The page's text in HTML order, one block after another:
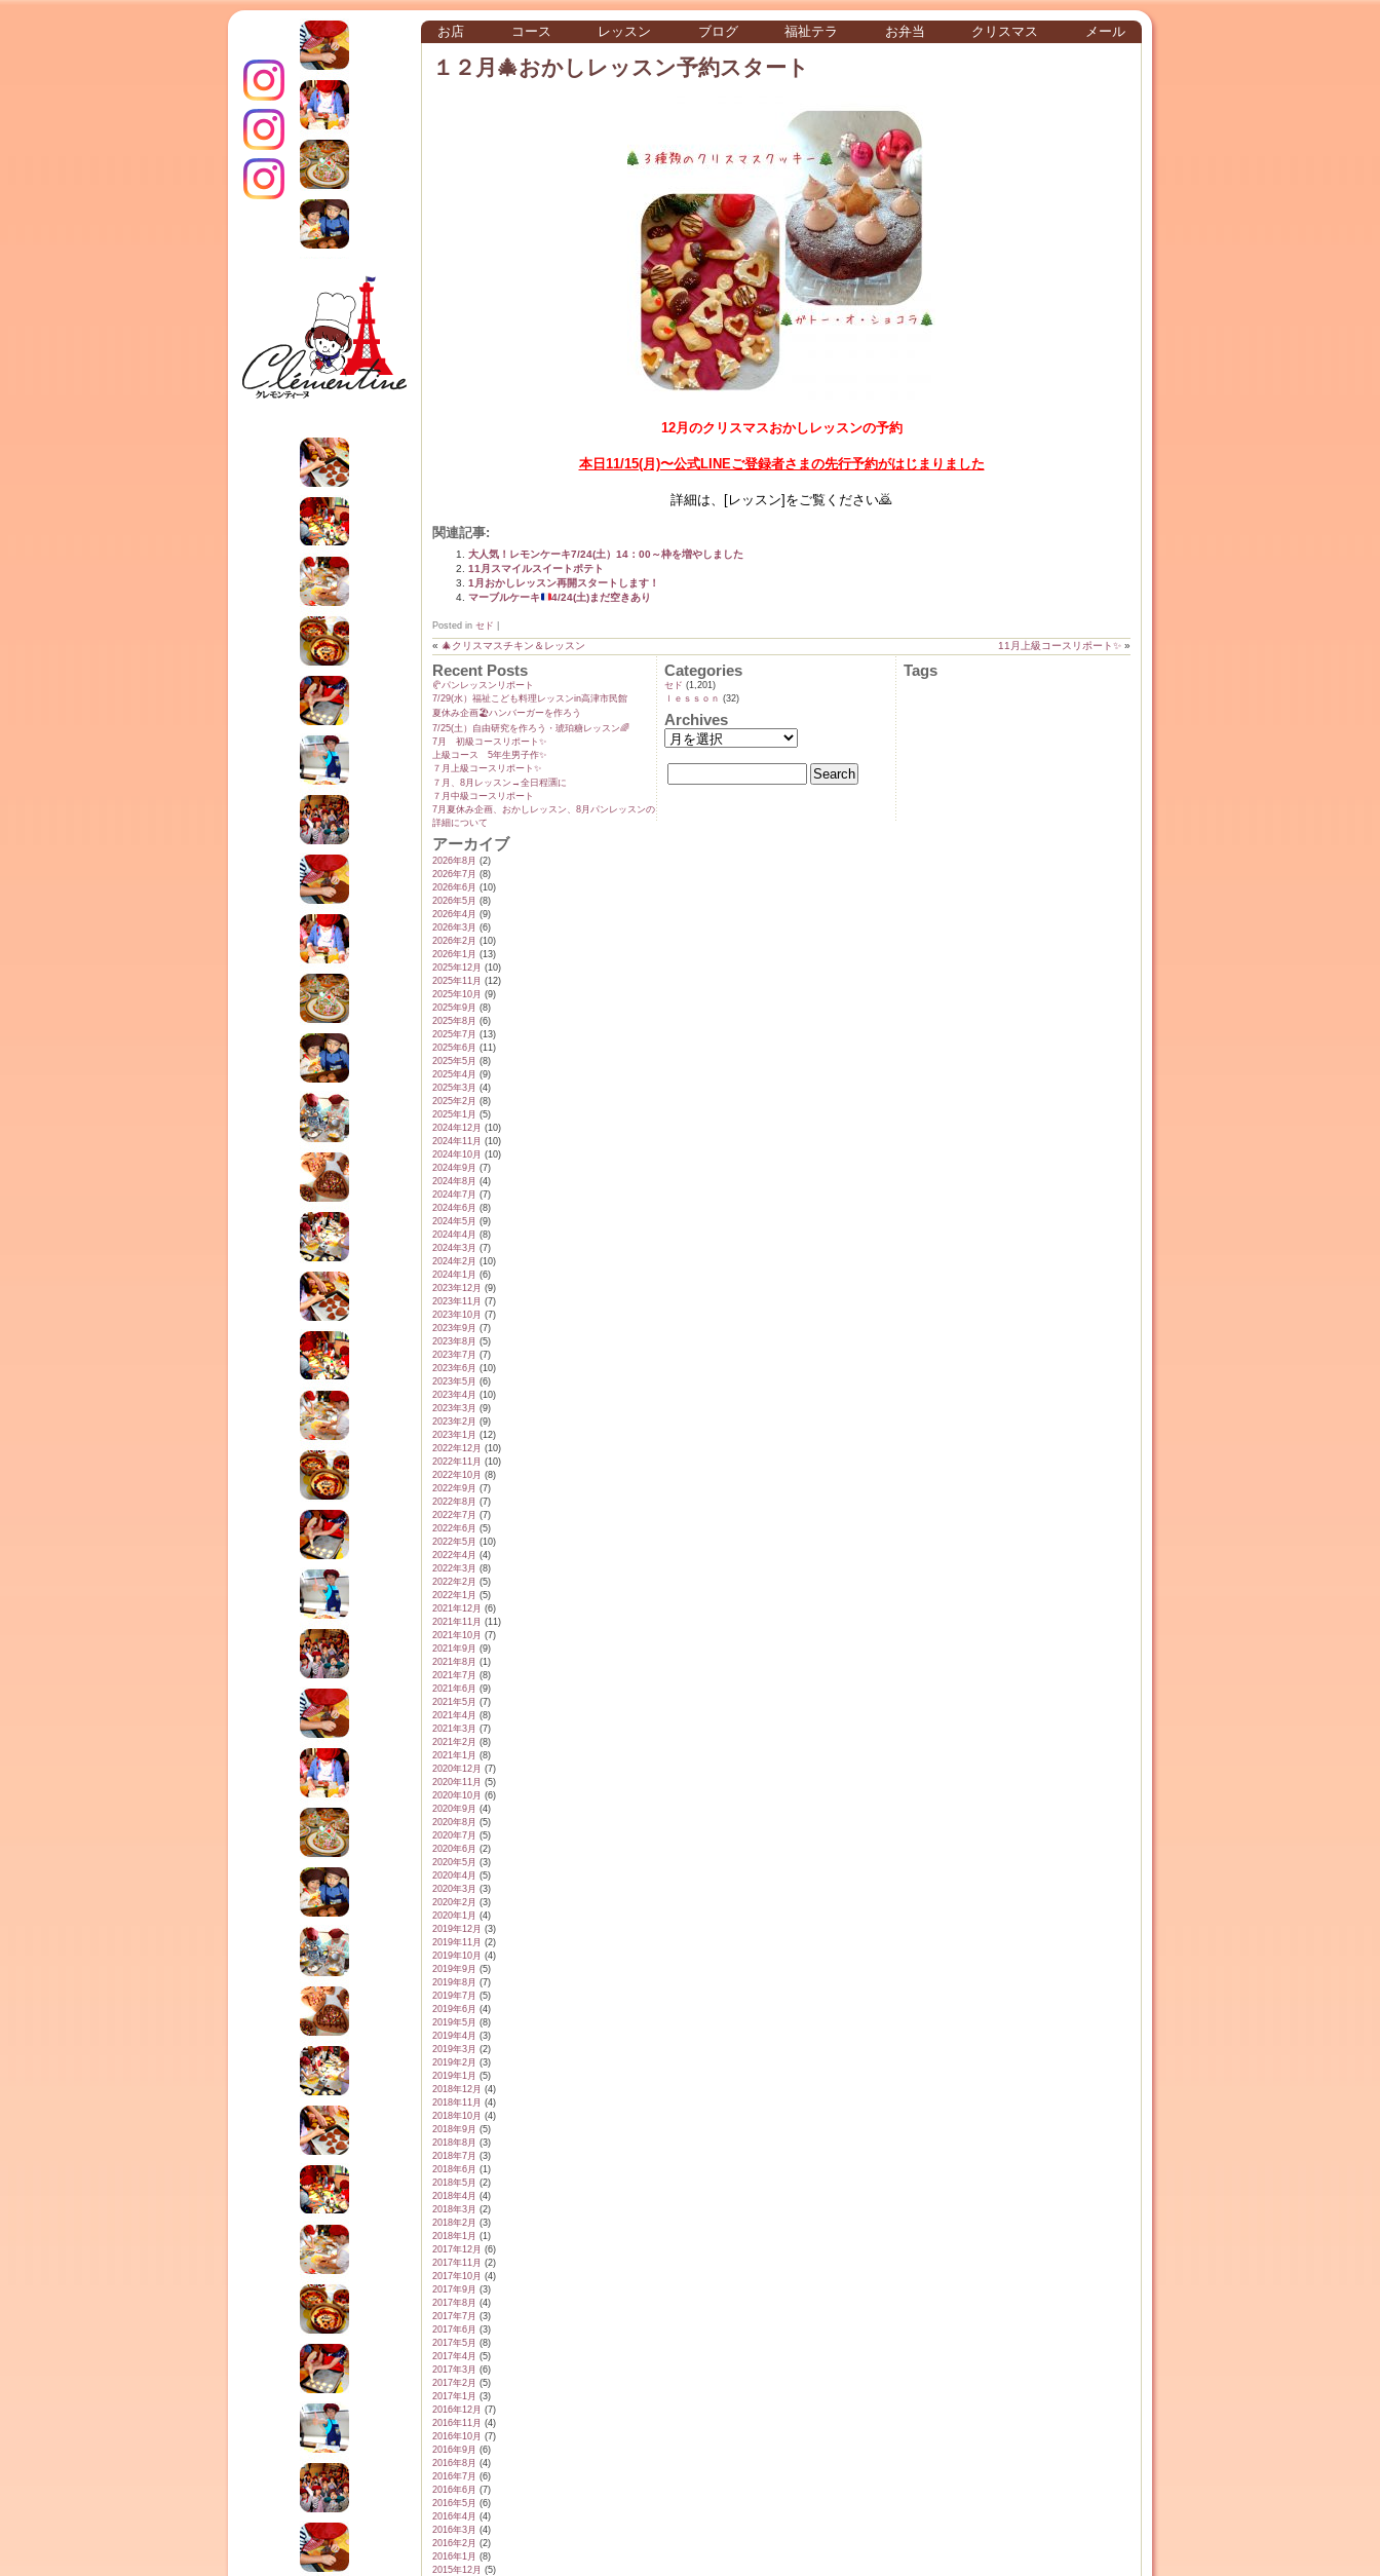
クレモンティーヌ – 新百合ヶ丘の料理教
室・テイクアウト Clémentine (produced
by CEDO)
お店 コース レッスン ブログ 福祉テラ お弁当 クリスマス メール
インス
タグラ
１２月🎄おかしレッスン予約スタート
12月のクリスマスおかしレッスンの予約
本日11/15(月)〜公式LINEご登録者さまの先行予約がはじまりました
詳細は、[レッスン]をご覧ください🙇
関連記事:
大人気！レモンケーキ7/24(土）14：00～枠を増やしました
11月スマイルスイートポテト
1月おかしレッスン再開スタートします！
マーブルケーキ
4/24(土)まだ空きあり
Posted in セド
« 🎄クリスマスチキン＆レッスン 11月上級コースリポート✨ »
Recent Posts
🥐パンレッスンリポート
7/29(水）福祉こども料理レッスンin高津市民館
夏休み企画🏖️ハンバーガーを作ろう
7/25(土）自由研究を作ろう・琥珀糖レッスン🌈
7月 初級コースリポート✨️
上級コース 5年生男子作✨️
７月上級コースリポート✨️
７月、8月レッスン→全日程🈵に
７月中級コースリポート
7月夏休み企画、おかしレッスン、8月パンレッスンの
詳細について
アーカイブ
2026年8月 (2)
2026年7月 (8)
2026年6月 (10)
2026年5月 (8)
2026年4月 (9)
2026年3月 (6)
2026年2月 (10)
2026年1月 (13)
2025年12月 (10)
2025年11月 (12)
2025年10月 (9)
2025年9月 (8)
2025年8月 (6)
2025年7月 (13)
2025年6月 (11)
2025年5月 (8)
2025年4月 (9)
2025年3月 (4)
2025年2月 (8)
2025年1月 (5)
2024年12月 (10)
2024年11月 (10)
2024年10月 (10)
2024年9月 (7)
2024年8月 (4)
2024年7月 (7)
2024年6月 (8)
2024年5月 (9)
2024年4月 (8)
2024年3月 (7)
2024年2月 (10)
2024年1月 (6)
2023年12月 (9)
2023年11月 (7)
2023年10月 (7)
2023年9月 (7)
2023年8月 (5)
2023年7月 (7)
2023年6月 (10)
2023年5月 (6)
2023年4月 (10)
2023年3月 (9)
2023年2月 (9)
2023年1月 (12)
2022年12月 (10)
2022年11月 (10)
2022年10月 (8)
2022年9月 (7)
2022年8月 (7)
2022年7月 (7)
2022年6月 (5)
2022年5月 (10)
2022年4月 (4)
2022年3月 (8)
2022年2月 (5)
2022年1月 (5)
2021年12月 (6)
2021年11月 (11)
2021年10月 (7)
2021年9月 (9)
2021年8月 (1)
2021年7月 (8)
2021年6月 (9)
2021年5月 (7)
2021年4月 (8)
2021年3月 (7)
2021年2月 (8)
2021年1月 (8)
2020年12月 (7)
2020年11月 (5)
2020年10月 (6)
2020年9月 (4)
2020年8月 (5)
2020年7月 (5)
2020年6月 (2)
2020年5月 (3)
2020年4月 (5)
2020年3月 (3)
2020年2月 (3)
2020年1月 (4)
2019年12月 (3)
2019年11月 (2)
2019年10月 (4)
2019年9月 (5)
2019年8月 (7)
2019年7月 (5)
2019年6月 (4)
2019年5月 (8)
2019年4月 (3)
2019年3月 (2)
2019年2月 (3)
2019年1月 (5)
2018年12月 (4)
2018年11月 (4)
2018年10月 (4)
2018年9月 (5)
2018年8月 (3)
2018年7月 (3)
2018年6月 (1)
2018年5月 (2)
2018年4月 (4)
2018年3月 (2)
2018年2月 (3)
2018年1月 (1)
2017年12月 (6)
2017年11月 (2)
2017年10月 (4)
2017年9月 (3)
2017年8月 (4)
2017年7月 (3)
2017年6月 (3)
2017年5月 (8)
2017年4月 (5)
2017年3月 (6)
2017年2月 (5)
2017年1月 (3)
2016年12月 (7)
2016年11月 (4)
2016年10月 (7)
2016年9月 (6)
2016年8月 (4)
2016年7月 (6)
2016年6月 (7)
2016年5月 (6)
2016年4月 (4)
2016年3月 (4)
2016年2月 (2)
2016年1月 (8)
2015年12月 (5)
Categories
セド (1,201)
ｌｅｓｓｏｎ (32)
Archives
Tags